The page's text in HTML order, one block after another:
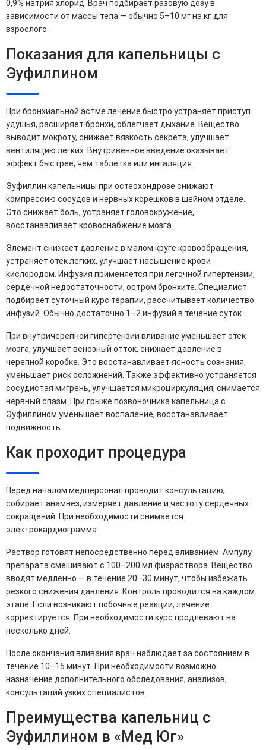
0,9% натрия хлорид. Врач подбирает разовую дозу в
зависимости от массы тела — обычно 5–10 мг на кг для
взрослого.
Показания для капельницы с
Эуфиллином
При бронхиальной астме лечение быстро устраняет приступ
удушья, расширяет бронхи, облегчает дыхание. Вещество
выводит мокроту, снижает вязкость секрета, улучшает
вентиляцию легких. Внутривенное введение оказывает
эффект быстрее, чем таблетка или ингаляция.
Эуфиллин капельницы при остеохондрозе снижают
компрессию сосудов и нервных корешков в шейном отделе.
Это снижает боль, устраняет головокружение,
восстанавливает кровоснабжение мозга.
Элемент снижает давление в малом круге кровообращения,
устраняет отек легких, улучшает насыщение крови
кислородом. Инфузия применяется при легочной гипертензии,
сердечной недостаточности, остром бронхите. Специалист
подбирает суточный курс терапии, рассчитывает количество
инфузий. Обычно достаточно 1–2 инфузий в течение суток.
При внутричерепной гипертензии вливание уменьшает отек
мозга, улучшает венозный отток, снижает давление в
черепной коробке. Это восстанавливает ясность сознания,
уменьшает риск осложнений. Также эффективно устраняется
сосудистая мигрень, улучшается микроциркуляция, снимается
нервный спазм. При грыже позвоночника капельница с
Эуфиллином уменьшает воспаление, восстанавливает
подвижность.
Как проходит процедура
Перед началом медперсонал проводит консультацию,
собирает анамнез, измеряет давление и частоту сердечных
сокращений. При необходимости снимается
электрокардиограмма.
Раствор готовят непосредственно перед вливанием. Ампулу
препарата смешивают с 100–200 мл физраствора. Вещество
вводят медленно — в течение 20–30 минут, чтобы избежать
резкого снижения давления. Контроль проводится на каждом
этапе. Если возникают побочные реакции, лечение
корректируется. При необходимости курс продлевают на
несколько дней.
После окончания вливания врач наблюдает за состоянием в
течение 10–15 минут. При необходимости возможно
назначение дополнительного обследования, анализов,
консультаций узких специалистов.
Преимущества капельниц с
Эуфиллином в «Мед Юг»